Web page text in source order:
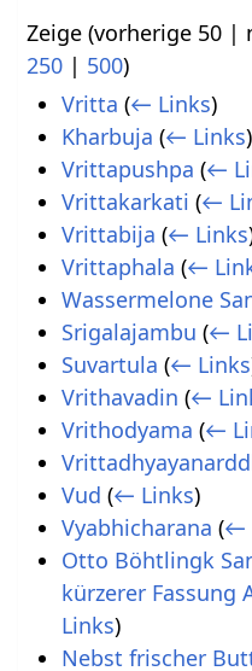
Zeige (vorherige 50 |
250 | 500)
Vritta (← Links)
Kharbuja (← Links)
Vrittapushpa (←
Vrittakarkati (←
Vrittabija (← Links
Vrittaphala (←
Wassermelone
Srigalajambu (←
Suvartula (← Links
Vrithavadin (←
Vrithodyama (←
Vud (← Links)
Vyabhicharana (←
Otto Böhtlingk
kürzerer Fassung
Links)
Nebst frischer